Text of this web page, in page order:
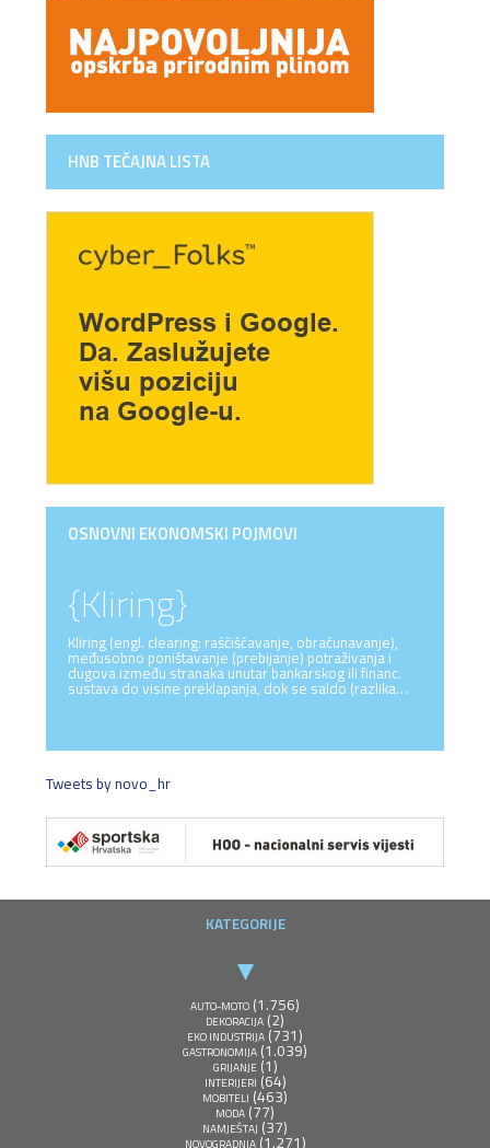
HNB TEČAJNA LISTA
OSNOVNI EKONOMSKI POJMOVI
{Kliring}
Kliring (engl. clearing: raščišćavanje, obračunavanje),
međusobno poništavanje (prebijanje) potraživanja i
dugova između stranaka unutar bankarskog ili financ.
sustava do visine preklapanja, dok se saldo (razlika…
Tweets by novo_hr
KATEGORIJE
AUTO-MOTO (1.756)
DEKORACIJA (2)
EKO INDUSTRIJA (731)
GASTRONOMIJA (1.039)
GRIJANJE(1)
INTERIJERI (64)
MOBITELI (463)
MODA (77)
NAMJEŠTAJ (37)
NOVOGRADNJA(1.271)